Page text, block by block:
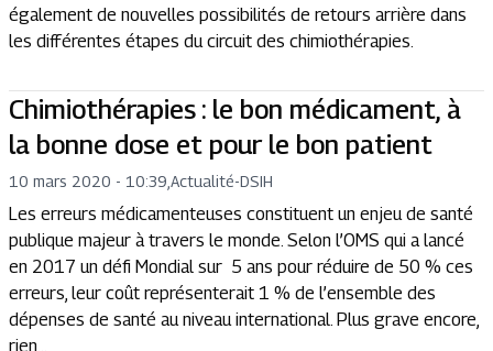
également de nouvelles possibilités de retours arrière dans
les différentes étapes du circuit des chimiothérapies.
Chimiothérapies : le bon médicament, à
la bonne dose et pour le bon patient
10 mars 2020 - 10:39 Actualité-DSIH
Les erreurs médicamenteuses constituent un enjeu de santé
publique majeur à travers le monde. Selon l’OMS qui a lancé
en 2017 un défi Mondial sur 5 ans pour réduire de 50 % ces
erreurs, leur coût représenterait 1 % de l’ensemble des
dépenses de santé au niveau international. Plus grave encore,
rien...